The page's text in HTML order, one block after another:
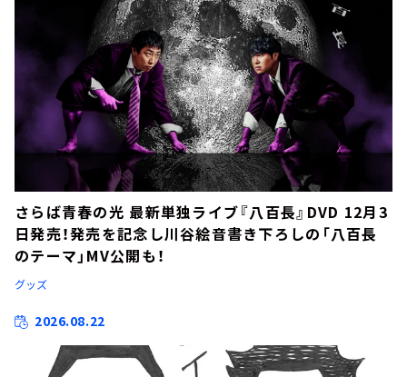
さらば青春の光 最新単独ライブ『八百長』DVD 12月3
日発売！発売を記念し川谷絵音書き下ろしの「八百長
のテーマ」MV公開も！
グッズ
2026.08.22